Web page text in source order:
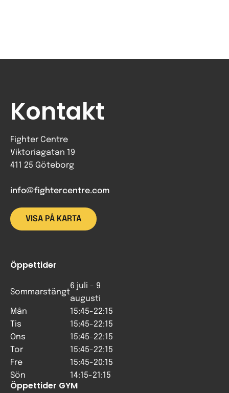
Kontakt
Fighter Centre
Viktoriagatan 19
411 25 Göteborg
info@fightercentre.com
VISA PÅ KARTA
Öppettider
Sommarstängt
6 juli - 9
augusti
Mån
15:45-22:15
Tis
15:45-22:15
Ons
15:45-22:15
Tor
15:45-22:15
Fre
15:45-20:15
Sön
14:15-21:15
Öppettider GYM